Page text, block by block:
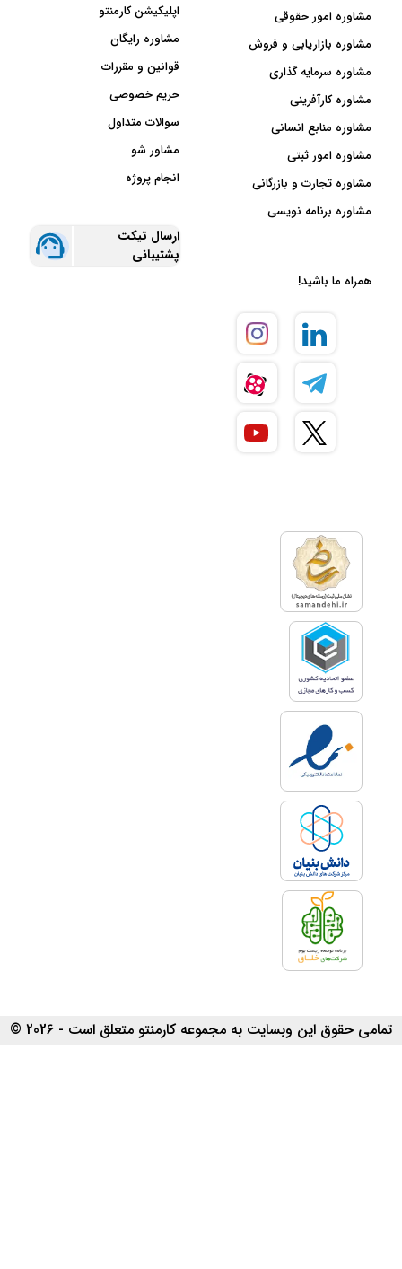
مشاوره امور حقوقی
مشاوره بازاریابی و فروش
مشاوره سرمایه گذاری
مشاوره کارآفرینی
مشاوره منابع انسانی
مشاوره امور ثبتی
مشاوره تجارت و بازرگانی
مشاوره برنامه نویسی
اپلیکیشن کارمنتو
مشاوره رایگان
قوانین و مقررات
حریم خصوصی
سوالات متداول
مشاور شو
انجام پروژه
ارسال تیکت
پشتیبانی
همراه ما باشید!
تمامی حقوق این وبسایت به مجموعه کارمنتو متعلق است - 2026 ©